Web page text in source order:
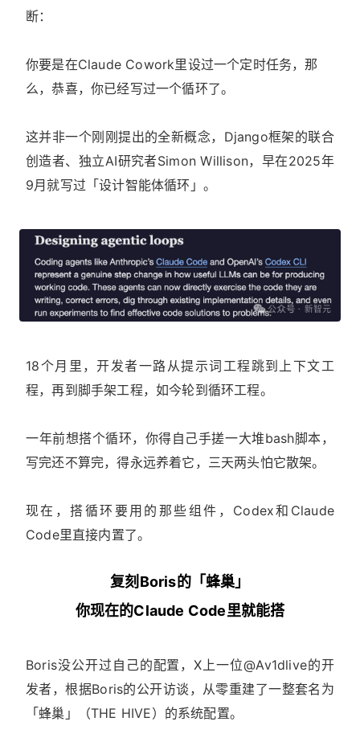
断：
你要是在Claude Cowork里设过一个定时任务，那
么，恭喜，你已经写过一个循环了。
这并非一个刚刚提出的全新概念，Django框架的联合
创造者、独立AI研究者Simon Willison，早在2025年
9月就写过「设计智能体循环」。
18个月里，开发者一路从提示词工程跳到上下文工
程，再到脚手架工程，如今轮到循环工程。
一年前想搭个循环，你得自己手搓一大堆bash脚本，
写完还不算完，得永远养着它，三天两头怕它散架。
现在，搭循环要用的那些组件，Codex和Claude
Code里直接内置了。
复刻Boris的「蜂巢」
你现在的Claude Code里就能搭
Boris没公开过自己的配置，X上一位@Av1dlive的开
发者，根据Boris的公开访谈，从零重建了一整套名为
「蜂巢」（THE HIVE）的系统配置。